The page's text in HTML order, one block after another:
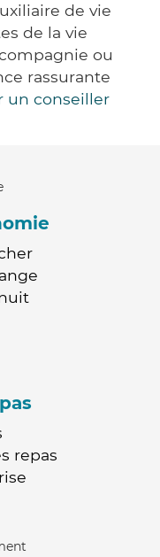
de vie
de la vie
ou
rassurante
un conseiller
repas